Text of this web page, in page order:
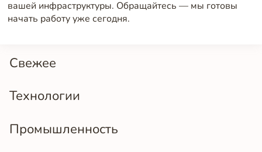
Свежее
Технологии
Промышленность
вашей инфраструктуры. Обращайтесь — мы готовы
начать работу уже сегодня.